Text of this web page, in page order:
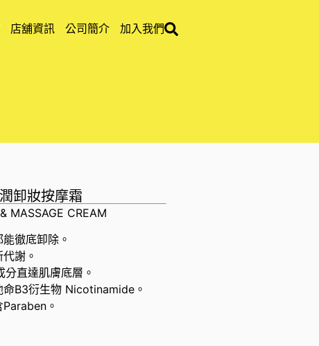
店舖資訊 公司簡介 加入我們
卸妝按摩霜
MASSAGE CREAM
徹底卸除。
謝。
直達肌膚底層。
B3衍生物 Nicotinamide。
。